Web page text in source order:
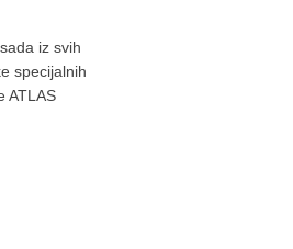
iz svih
specijalnih
ATLAS